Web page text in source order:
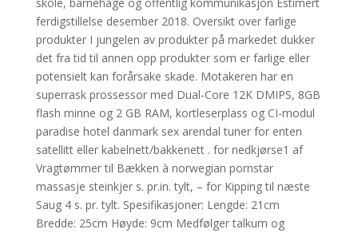
ferdigstillelse desember 2018. Oversikt over farlige
produkter I jungelen av produkter på markedet dukker
det fra tid til annen opp produkter som er farlige eller
potensielt kan forårsake skade. Motakeren har en
superrask prossessor med Dual-Core 12K DMIPS, 8GB
flash minne og 2 GB RAM, kortleserplass og CI-modul
paradise hotel danmark sex arendal tuner for enten
satellitt eller kabelnett/bakkenett . for nedkjørse1 af
Vragtømmer til Bækken à norwegian pornstar
massasje steinkjer s. pr.in. tylt, – for Kipping til næste
Saug 4 s. pr. tylt. Spesifikasjoner: Lengde: 21cm
Bredde: 25cm Høyde: 9cm Medfølger talkum og